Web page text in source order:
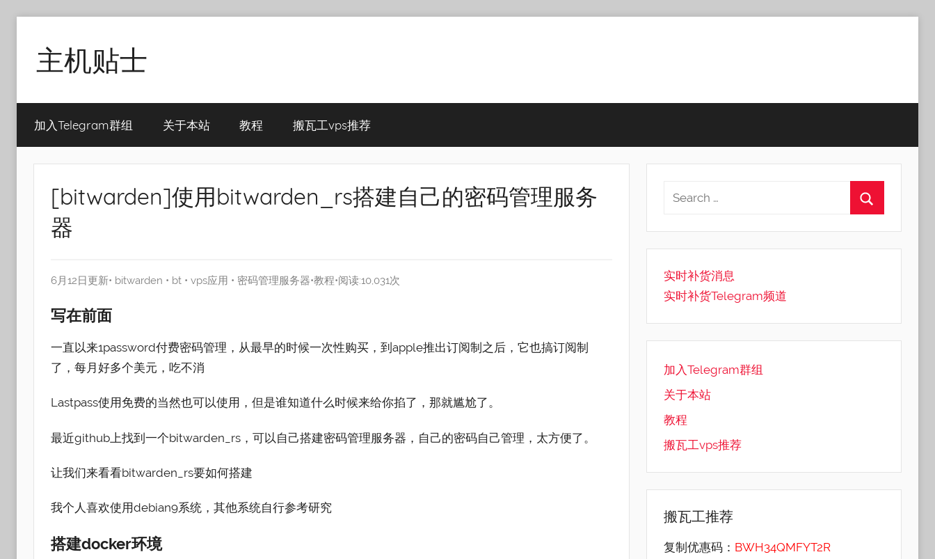
content
主机贴士
瓦
工|BandwagonHost
加入Telegram群组 关于本站 教程 搬瓦工vps推荐
[bitwarden]使用bitwarden_rs搭建自己的密码管理服务
器
6月12日更新• bitwarden • bt • vps应用 • 密码管理服务器•教程•阅读:10,031次
写在前面
一直以来1password付费密码管理，从最早的时候一次性购买，到apple推出订阅制之后，它也搞订阅制
了，每月好多个美元，吃不消
Lastpass使用免费的当然也可以使用，但是谁知道什么时候来给你掐了，那就尴尬了。
最近github上找到一个bitwarden_rs，可以自己搭建密码管理服务器，自己的密码自己管理，太方便了。
让我们来看看bitwarden_rs要如何搭建
我个人喜欢使用debian9系统，其他系统自行参考研究
搭建docker环境
实时补货消息
实时补货Telegram频道
加入Telegram群组
关于本站
教程
搬瓦工vps推荐
搬瓦工推荐
复制优惠码： BWH34QMFYT2R